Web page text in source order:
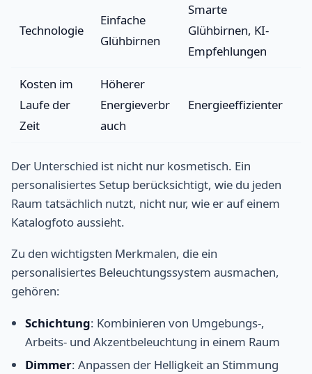
Technologie
Einfache
Glühbirnen
Smarte
Glühbirnen, KI-
Empfehlungen
Kosten im
Laufe der
Zeit
Höherer
Energieverbr
auch
Energieeffizienter
Der Unterschied ist nicht nur kosmetisch. Ein
personalisiertes Setup berücksichtigt, wie du jeden
Raum tatsächlich nutzt, nicht nur, wie er auf einem
Katalogfoto aussieht.
Zu den wichtigsten Merkmalen, die ein
personalisiertes Beleuchtungssystem ausmachen,
gehören:
Schichtung: Kombinieren von Umgebungs-,
Arbeits- und Akzentbeleuchtung in einem Raum
Dimmer: Anpassen der Helligkeit an Stimmung